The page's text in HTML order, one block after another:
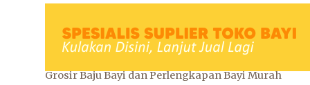
Grosir Baju Bayi dan Perlengkapan Bayi Murah